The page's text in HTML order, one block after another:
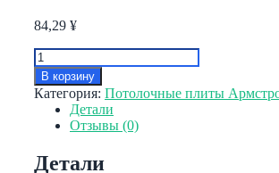
84,29 ¥
Количество
товара
Потолочная
плита
OPTIMA
(Оптима-
В корзину
Категория: Потолочные плиты
Детали
Отзывы (0)
Детали